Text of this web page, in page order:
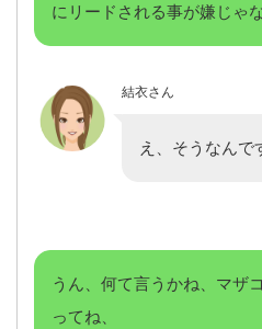
にリードされる事が嫌じゃ
結衣さん
え、そうなんで
うん、何て言うかね、マザ
ってね、